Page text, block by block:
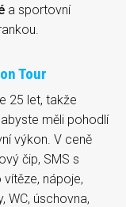
a sportovní
Tour
25 let, takže
abyste měli pohodlí
výkon. V ceně
čip, SMS s
nápoje,
WC, úschovna,